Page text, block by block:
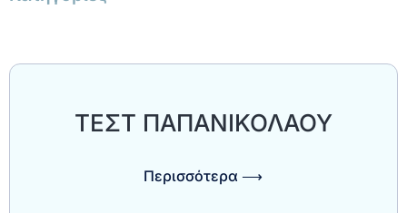
ΤΕΣΤ ΠΑΠΑΝΙΚΟΛΑΟΥ
Περισσότερα ⟶